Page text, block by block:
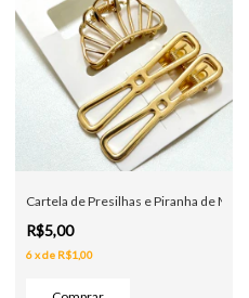
- Arco Flor - Dourada
Cartela de Presilhas e Piranha de
R$5,00
6 xde R$1,00